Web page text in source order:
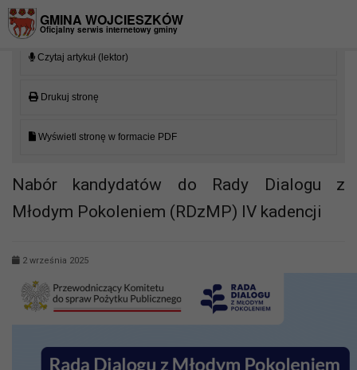
GMINA WOJCIESZKÓW
Oficjalny serwis internetowy gminy
Czytaj artykuł (lektor)
Drukuj stronę
Wyświetl stronę w formacie PDF
Nabór kandydatów do Rady Dialogu z
Młodym Pokoleniem (RDzMP) IV kadencji
2 września 2025